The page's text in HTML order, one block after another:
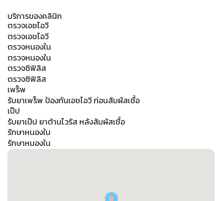
บริการของคลินิก
ตรวจเอชไอวี
ตรวจเอชไอวี
ตรวจหนองใน
ตรวจหนองใน
ตรวจซิฟิลิส
ตรวจซิฟิลิส
เพร็พ
รับยาเพร็พ ป้องกันเอชไอวี ก่อนสัมผัสเชื้อ
เป๊ป
รับยาเป๊ป ยาต้านไวรัส หลังสัมผัสเชื้อ
รักษาหนองใน
รักษาหนองใน